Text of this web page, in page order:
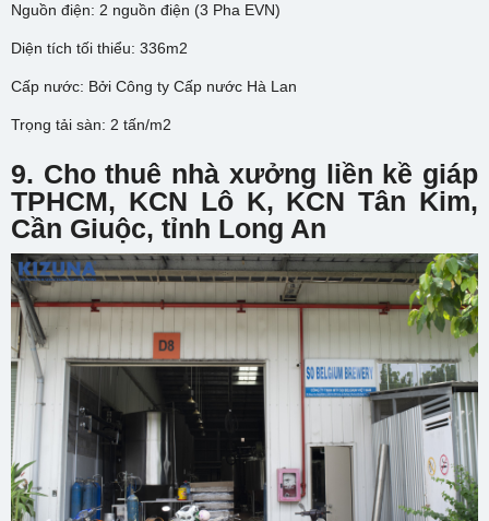
Nguồn điện: 2 nguồn điện (3 Pha EVN)
Diện tích tối thiểu: 336m2
Cấp nước: Bởi Công ty Cấp nước Hà Lan
Trọng tải sàn: 2 tấn/m2
9. Cho thuê nhà xưởng liền kề giáp
TPHCM, KCN Lô K, KCN Tân Kim,
Cần Giuộc, tỉnh Long An